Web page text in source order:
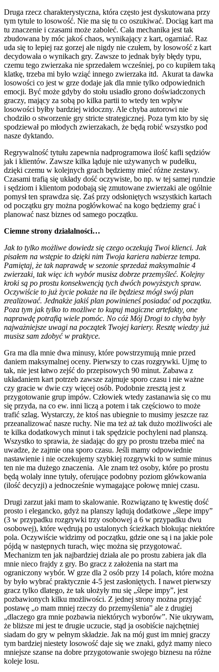
Druga rzecz charakterystyczna, która często jest dyskutowana przy
tym tytule to losowość. Nie ma się tu co oszukiwać. Dociąg kart ma
tu znaczenie i czasami może zaboleć. Cała mechanika jest tak
zbudowana by móc jakoś chaos, wynikający z kart, ogarniać. Raz
uda się to lepiej raz gorzej ale nigdy nie czułem, by losowość z kart
decydowała o wynikach gry. Zawsze to jednak były błędy typu,
czemu tego zwierzaka nie sprzedałem wcześniej, po co kupiłem taką
klatkę, trzeba mi było wziąć innego zwierzaka itd. Akurat ta dawka
losowości co jest w grze dodaje jak dla mnie tylko odpowiednich
emocji. Być może gdyby do stołu usiadło grono doświadczonych
graczy, mający za sobą po kilka partii to wtedy ten wpływ
losowości byłby bardziej widoczny. Ale chyba autorowi nie
chodziło o stworzenie gry stricte strategicznej. Poza tym kto by się
spodziewał po młodych zwierzakach, że będą robić wszystko pod
nasze dyktando.
Regrywalność tytułu zapewnia nadprogramowa ilość kafli sędziów
jak i klientów. Zawsze kilka ląduje nie używanych w pudełku,
dzięki czemu w kolejnych grach będziemy mieć różne zestawy.
Czasami trafią się układy dość oczywiste, bo np. w tej samej rundzie
i sędziom i klientom podobają się zmutowane zwierzaki ale ogólnie
pomysł ten sprawdza się. Zaś przy odsłoniętych wszystkich kartach
od początku gry można pogłówkować na kogo będziemy grać i
planować nasz biznes od samego początku.
Ciemne strony działalności…
Jak to tylko możliwe dowiedz się czego oczekują Twoi klienci. Jak
pisałem na wstępie to dzięki nim Twoja kariera nabierze tempa.
Pamiętaj, że tak naprawdę w sezonie sprzedaż maksymalnie 4
zwierzaki, tak więc ich wybór musisz dobrze przemyśleć. Kolejny
kroki są po prostu konsekwencją tych dwóch powyższych spraw.
Oczywiście to już życie pokaże na ile będziesz mógł swój plan
zrealizować. Jednakże jakiś plan powinieneś posiadać od początku.
Poza tym jak tylko to możliwe to kupuj magiczne artefakty, one
naprawdę potrafią wiele pomóc. No cóż Mój Drogi to chyba były
najważniejsze uwagi na początek Twojej kariery. Resztę wiedzy już
musisz sam zdobyć w praktyce.
Gra ma dla mnie dwa minusy, które powstrzymują mnie przed
daniem maksymalnej oceny. Pierwszy to czas rozgrywki. Ujmę to
tak, nie jest łatwo zejść do przepisowych 90 minut. Zabawa z
układaniem kart potrzeb zawsze zajmuje sporo czasu i nie ważne
czy gracie w dwie czy więcej osób. Podobnie zresztą jest z
przygotowanie grup impów. Człowiek wtedy zastanawia się co mu
się przyda, na co ew. inni liczą a potem i tak częściowo to może
trafić szlag. Wystarczy, że ktoś nas ubiegnie to musimy jeszcze raz
przeanalizować nasze ruchy. Nie ma też aż tak dużo możliwości ale
te kilka dodatkowych minut i tak spędzicie pochyleni nad planszą.
Wszystko to sprawia, że siadając do gry po prostu trzeba mieć na
uwadze, że zajmie ona sporo czasu. Jeśli mamy odpowiednie
nastawienie i nie oczekujemy szybkiej rozgrywki to w sumie minus
ten nie ma dużego znaczenia. Ale znam też osoby, które po prostu
będą wolały inne tytuły, oferujące podobny poziom główkowania
(ilość decyzji) a jednocześnie wymagające połowę mniej czasu.
Drugi zarzut jaki mam to skalowanie. Rozwiązano tę kwestię dość
prosto i elegancko, gdyż na planszy lądują dodatkowe „ślepe impy”
(3 w przypadku rozgrywki trzy osobowej a 6 w przypadku dwu
osobowej), które wędrują po ustalonych ścieżkach blokując niektóre
pola. Oczywiście widzimy od początku, gdzie one są i na jakie pole
pójdą w następnych turach, więc można się przygotować.
Mechanizm ten jak najbardziej działa ale po prostu zabiera jak dla
mnie nieco frajdy z gry. Bo gracz z założenia na start ma
ograniczony wybór. W grze dla 2 osób przy 14 polach, które można
by było wybrać praktycznie 4-5 jest zasłoniętych. I nawet pierwszy
gracz tylko dlatego, że tak ułożyły mu się „ślepe impy”, jest
pozbawionych kilku możliwości. Z jednej strony można przyjąć
postawę „o mam mniej rzeczy do przemyślenia” ale z drugiej
„dlaczego gra mnie pozbawia niektórych wyborów”. Nie ukrywam,
że bliższe mi jest te drugie uczucie, stąd ja osobiście najchętniej
siadam do gry w pełnym składzie. Jak na mój gust im mniej graczy
tym bardziej niestety losowość daje się we znaki, gdyż mamy nieco
mniejsze szanse na dobre przygotowanie swojego biznesu na różne
koleje losu.